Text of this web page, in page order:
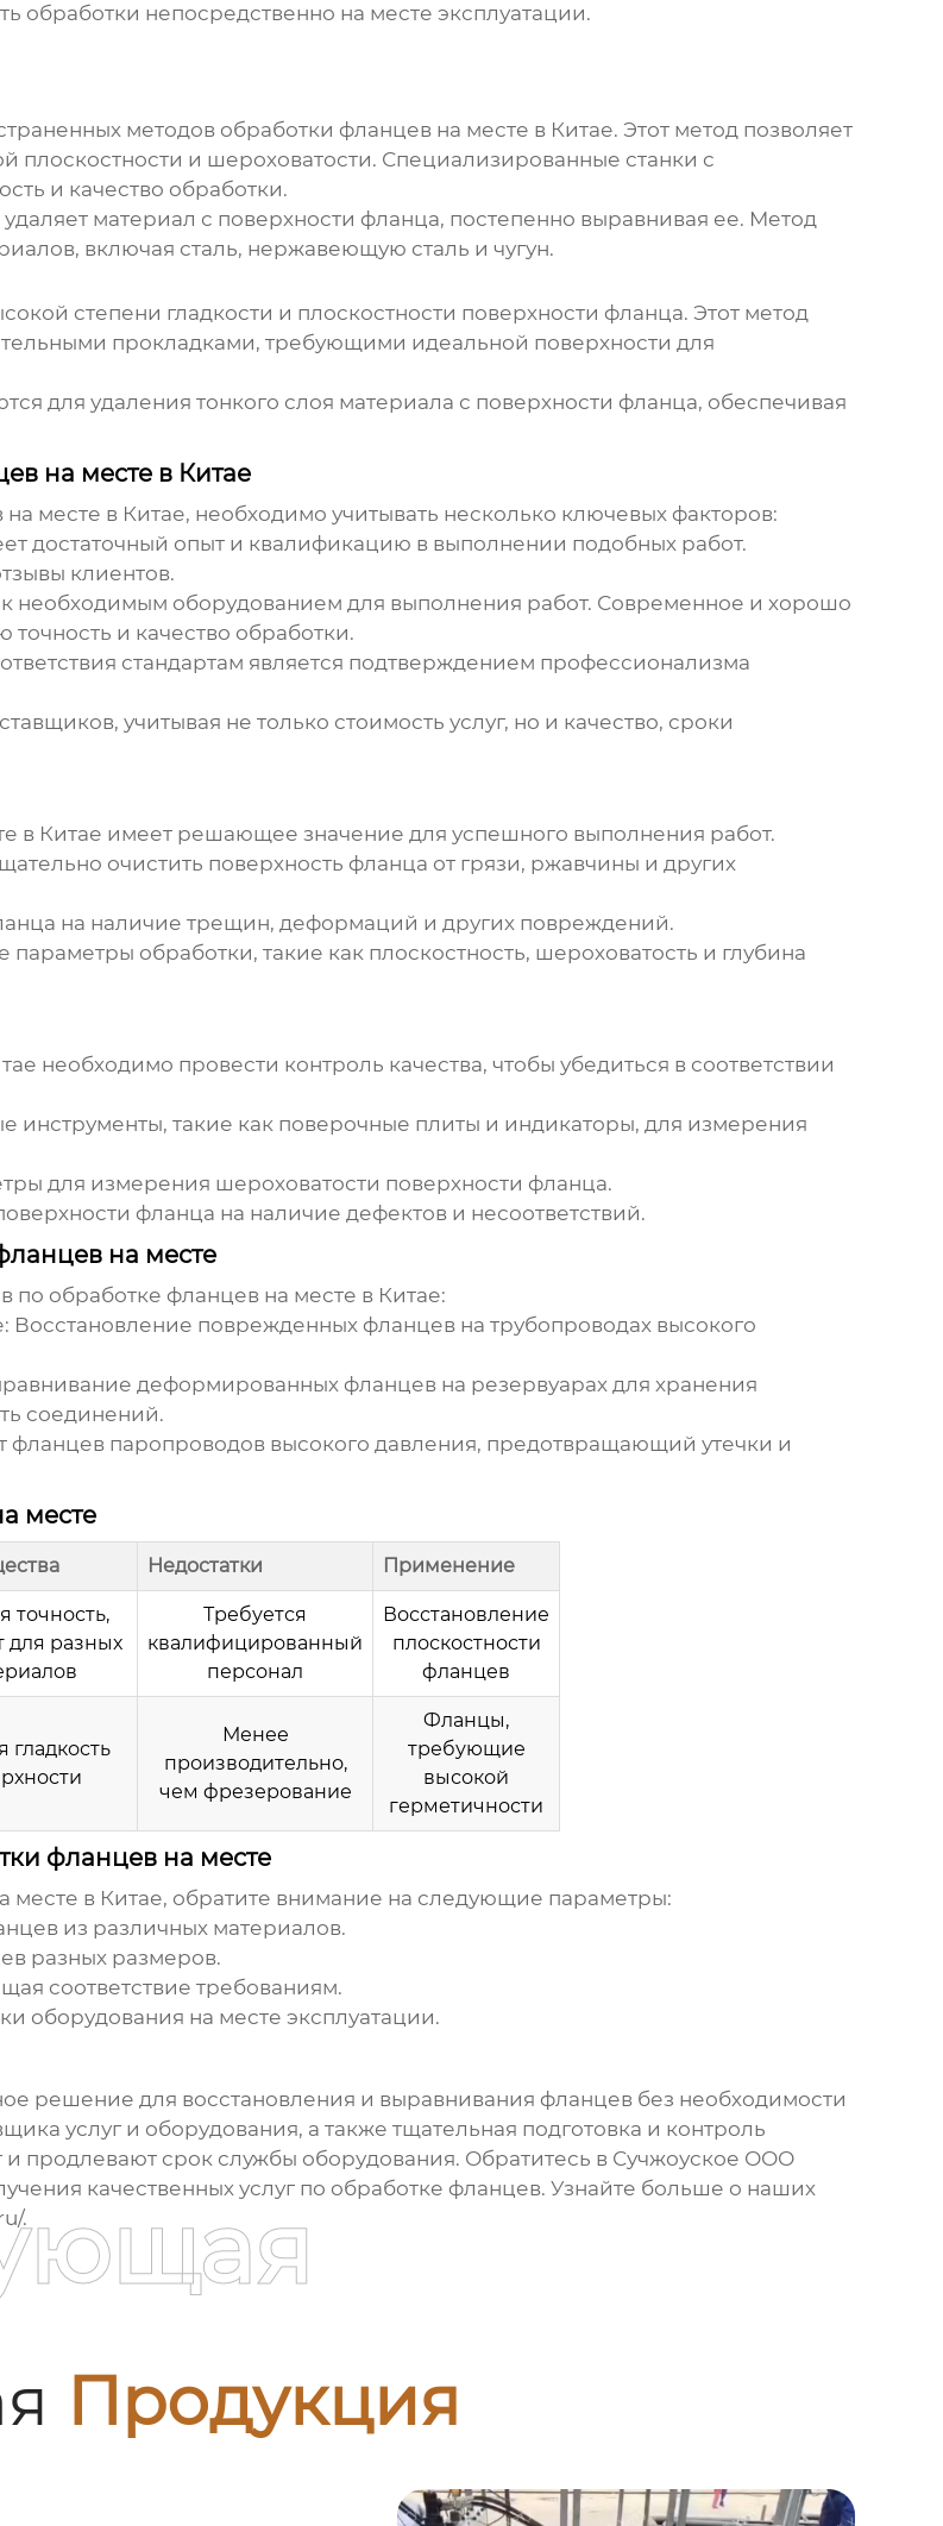
обработки непосредственно на месте эксплуатации.
методов обработки фланцев на месте в Китае. Этот метод позволяет
плоскостности и шероховатости. Специализированные станки с
и качество обработки.
материал с поверхности фланца, постепенно выравнивая ее. Метод
включая сталь, нержавеющую сталь и чугун.
степени гладкости и плоскостности поверхности фланца. Этот метод
прокладками, требующими идеальной поверхности для
для удаления тонкого слоя материала с поверхности фланца, обеспечивая
на месте в Китае
месте в Китае, необходимо учитывать несколько ключевых факторов:
достаточный опыт и квалификацию в выполнении подобных работ.
клиентов.
необходимым оборудованием для выполнения работ. Современное и хорошо
и качество обработки.
стандартам является подтверждением профессионализма
учитывая не только стоимость услуг, но и качество, сроки
в Китае имеет решающее значение для успешного выполнения работ.
очистить поверхность фланца от грязи, ржавчины и других
на наличие трещин, деформаций и других повреждений.
обработки, такие как плоскостность, шероховатость и глубина
необходимо провести контроль качества, чтобы убедиться в соответствии
инструменты, такие как поверочные плиты и индикаторы, для измерения
для измерения шероховатости поверхности фланца.
фланца на наличие дефектов и несоответствий.
на месте
по обработке фланцев на месте в Китае:
Восстановление поврежденных фланцев на трубопроводах высокого
деформированных фланцев на резервуарах для хранения
соединений.
фланцев паропроводов высокого давления, предотвращающий утечки и
месте
Недостатки Применение
точность,
для разных
Требуется
квалифицированный
персонал
Восстановление
плоскостности
фланцев
гладкость
Менее
производительно,
чем фрезерование
Фланцы,
требующие
высокой
герметичности
фланцев на месте
месте в Китае, обратите внимание на следующие параметры:
из различных материалов.
разных размеров.
соответствие требованиям.
оборудования на месте эксплуатации.
решение для восстановления и выравнивания фланцев без необходимости
услуг и оборудования, а также тщательная подготовка и контроль
продлевают срок службы оборудования. Обратитесь в Сучжоуское ООО
качественных услуг по обработке фланцев. Узнайте больше о наших
.
Продукция